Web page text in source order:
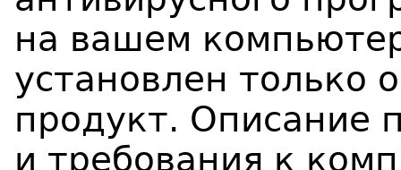
на вашем
установлен только
продукт. Описание
и требования к